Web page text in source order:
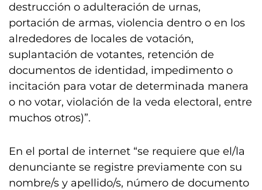
destrucción o adulteración de urnas,
portación de armas, violencia dentro o en los
alrededores de locales de votación,
suplantación de votantes, retención de
documentos de identidad, impedimento o
incitación para votar de determinada manera
o no votar, violación de la veda electoral, entre
muchos otros)”.
En el portal de internet “se requiere que el/la
denunciante se registre previamente con su
nombre/s y apellido/s, número de documento